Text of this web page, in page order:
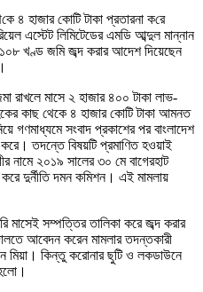
৪ হাজার কো‌টি টাকা প্রতারনা ক‌রে
এস্টেট লিমিটেডের এমডি আব্দুল মান্নান
১০৮ খণ্ড জমি জব্দ করার আদেশ দিয়েছেন
রাখলে মাসে ২ হাজার ৪০০ টাকা লাভ-
কাছ থেকে ৪ হাজার কোটি টাকা আমনত
গণমাধ্যমে সংবাদ প্রকাশের পর বাংলাদেশ
তদন্তে বিষয়টি প্রমাণিত হওয়াই
নামে ২০১৯ সালের ৩০ মে বাগেরহাট
করে দুর্নীতি দমন কমিশন। এই মামলায়
মাসেই সম্পত্তির তালিকা করে জব্দ করার
আবেদন করেন মামলার তদন্তকারী
মিয়া। কিন্তু করোনার ছুটি ও লকডাউনে